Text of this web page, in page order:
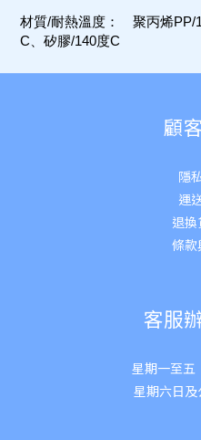
材質/耐熱溫度： 聚丙烯PP/
C、矽膠/140度C
顧
隱
運
退
條款
客服
星期一至五
星期六日